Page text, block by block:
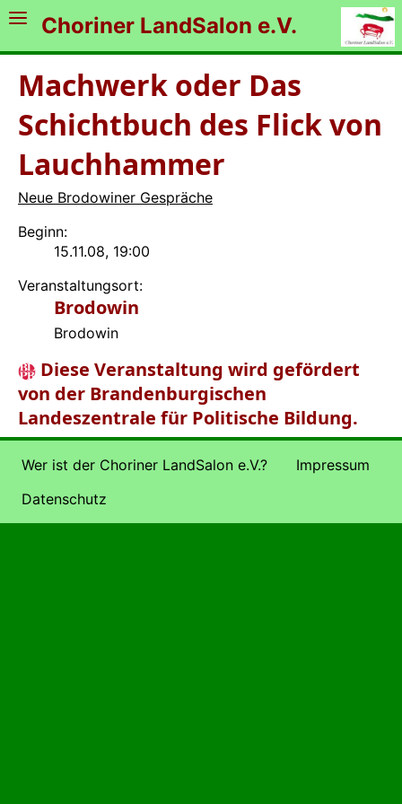
Choriner LandSalon e.V.
Machwerk oder Das
Schichtbuch des Flick von
Lauchhammer
Neue Brodowiner Gespräche
Beginn:
15.11.08, 19:00
Veranstaltungsort:
Brodowin
Brodowin
Diese Veranstaltung wird gefördert
von der Brandenburgischen
Landeszentrale für Politische Bildung.
Wer ist der Choriner LandSalon e.V.?
Impressum
Datenschutz